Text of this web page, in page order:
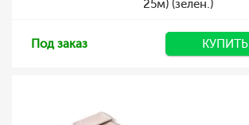
25м) (зелен.)
Под заказ КУПИТЬ